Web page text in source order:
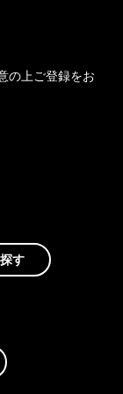
の上ご登録をお
す